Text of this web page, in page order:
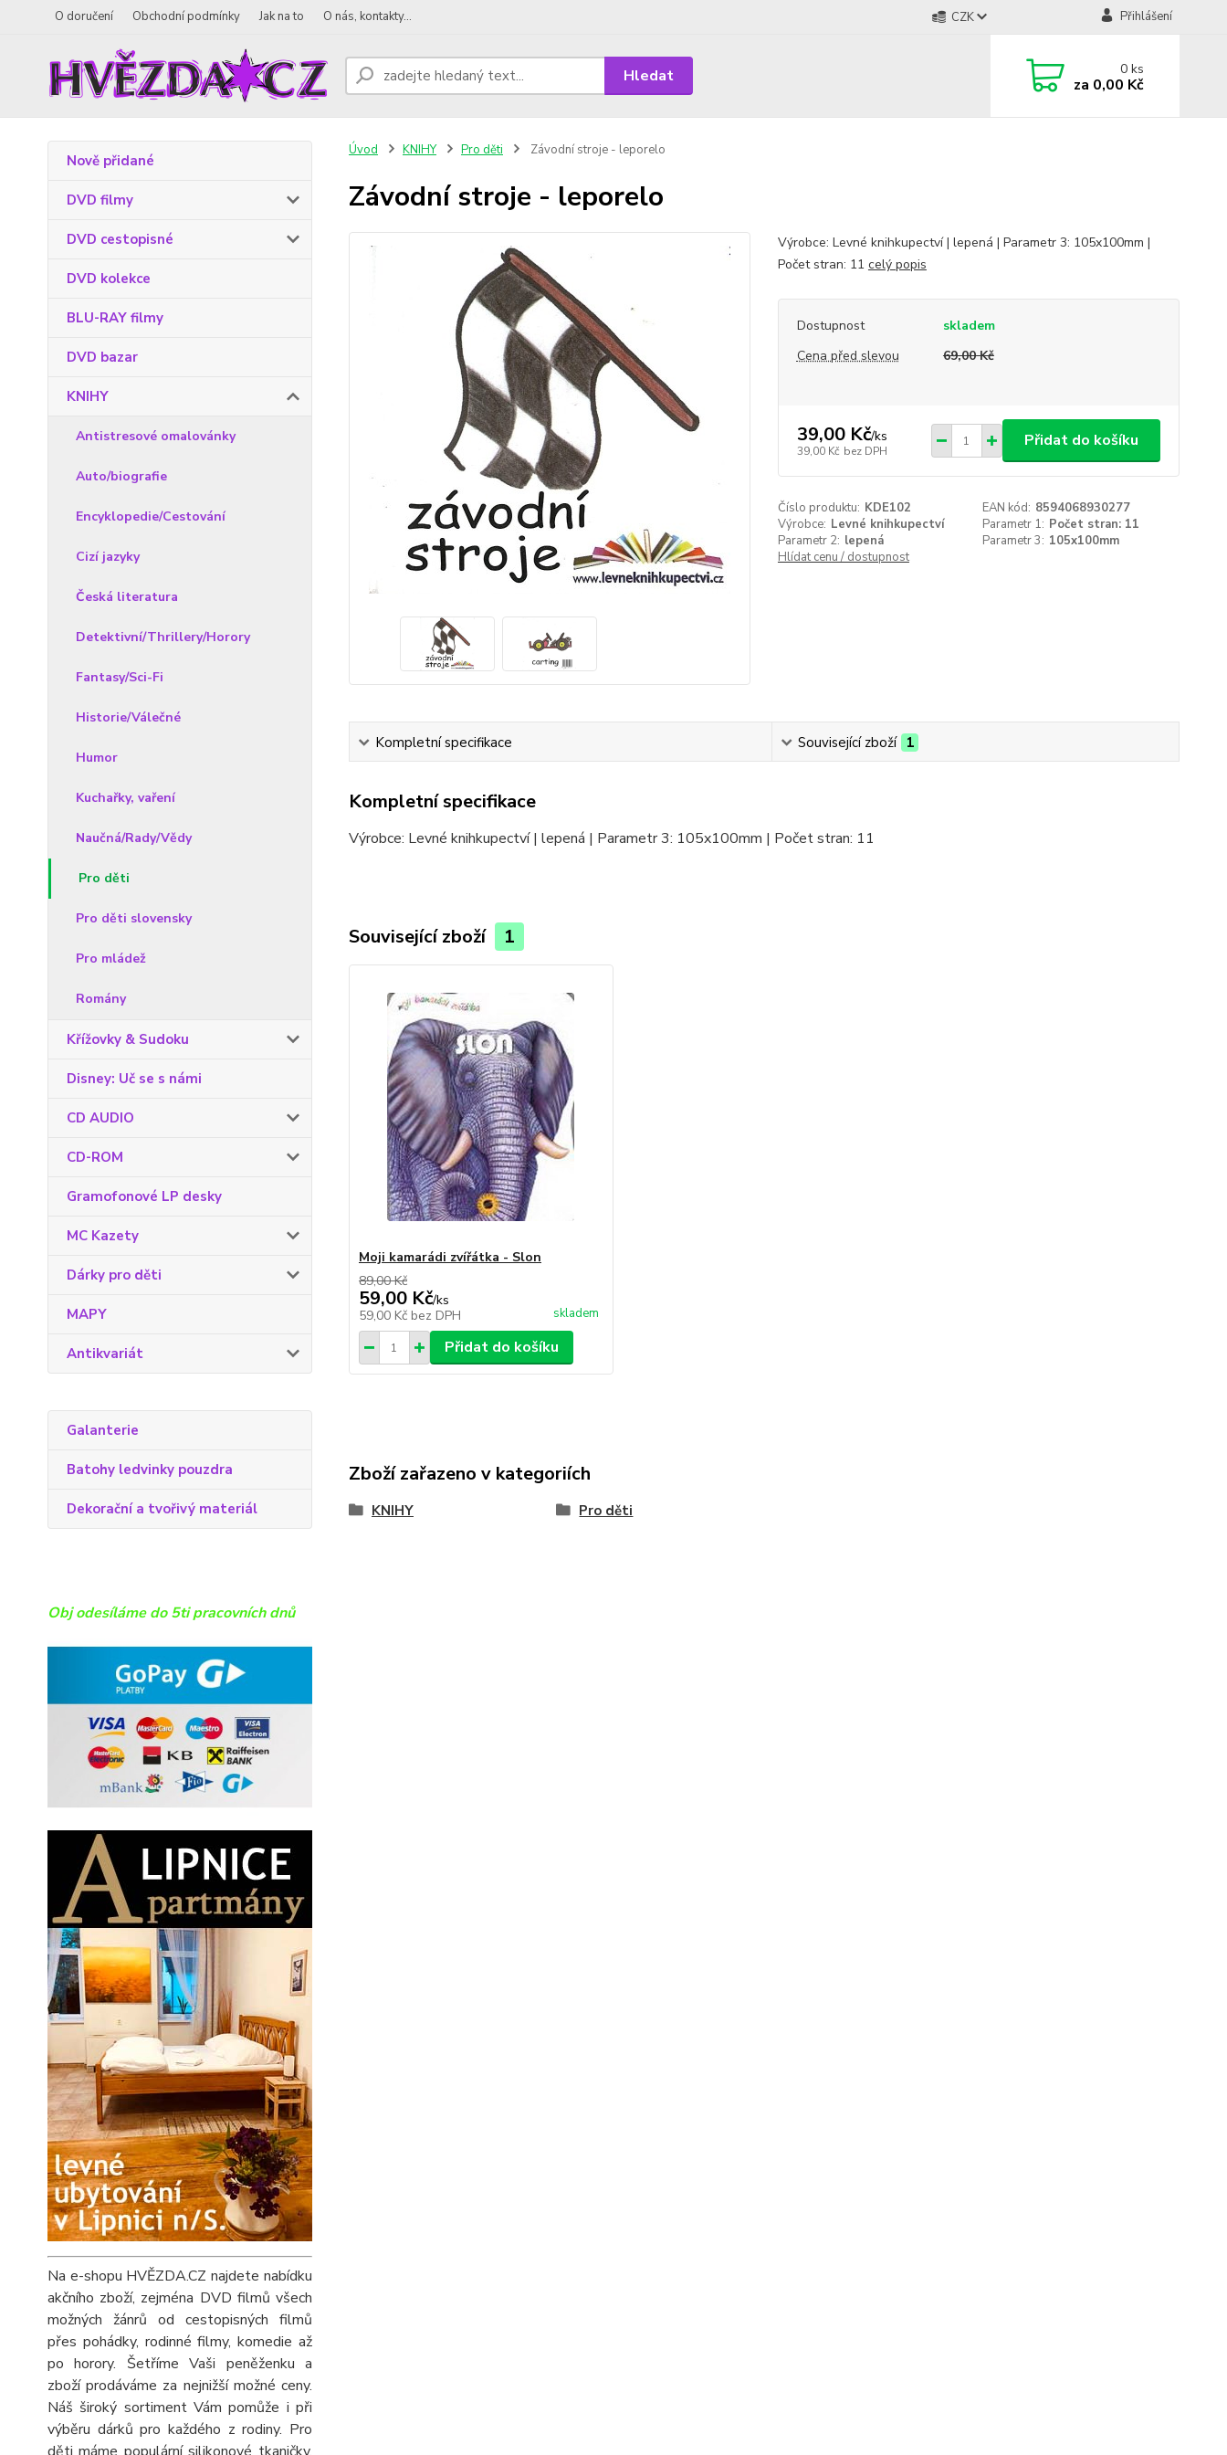
O doručení Obchodní podmínky Jak na to O nás, kontakty... CZK Přihlášení
Hledat 0ks
za 0,00 Kč
Nově přidané
DVD filmy
DVD cestopisné
DVD kolekce
BLU-RAY filmy
DVD bazar
KNIHY
Antistresové omalovánky
Auto/biografie
Encyklopedie/Cestování
Cizí jazyky
Česká literatura
Detektivní/Thrillery/Horory
Fantasy/Sci-Fi
Historie/Válečné
Humor
Kuchařky, vaření
Naučná/Rady/Vědy
Pro děti
Pro děti slovensky
Pro mládež
Romány
Křížovky & Sudoku
Disney: Uč se s námi
CD AUDIO
CD-ROM
Gramofonové LP desky
MC Kazety
Dárky pro děti
MAPY
Antikvariát
Galanterie
Batohy ledvinky pouzdra
Dekorační a tvořivý materiál
Obj odesíláme do 5ti pracovních dnů
Na e-shopu HVĚZDA.CZ najdete nabídku
akčního zboží, zejména DVD filmů všech
možných žánrů od cestopisných filmů
přes pohádky, rodinné filmy, komedie až
po horory. Šetříme Vaši peněženku a
zboží prodáváme za nejnižší možné ceny.
Náš široký sortiment Vám pomůže i při
výběru dárků pro každého z rodiny. Pro
Úvod KNIHY Pro děti Závodní stroje - leporelo
Závodní stroje - leporelo
Výrobce: Levné knihkupectví | lepená | Parametr 3: 105x100mm |
Počet stran: 11 celý popis
Dostupnost
skladem
Cena před slevou
69,00 Kč
39,00 Kč/ks
39,00 Kč bez DPH
Přidat do košíku
Číslo produktu: KDE102 EAN kód: 8594068930277
Výrobce: Levné knihkupectví Parametr 1: Počet stran: 11
Parametr 2: lepená Parametr 3: 105x100mm
Hlídat cenu / dostupnost
Kompletní specifikace Související zboží 1
Kompletní specifikace
Výrobce: Levné knihkupectví | lepená | Parametr 3: 105x100mm | Počet stran: 11
Související zboží 1
Moji kamarádi zvířátka - Slon
89,00 Kč
59,00 Kč/ks
59,00 Kč bez DPH skladem
Přidat do košíku
Zboží zařazeno v kategoriích
KNIHY Pro děti